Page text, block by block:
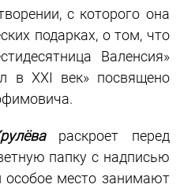
с которого она
подарках, о том, что
Валенсия»
в XXI век» посвящено
раскроет перед
папку с надписью
особое место занимают